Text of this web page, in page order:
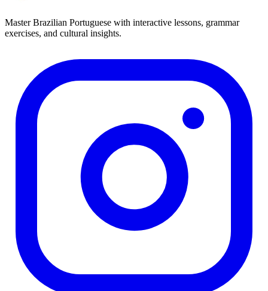
Master Brazilian Portuguese with interactive lessons, grammar
exercises, and cultural insights.